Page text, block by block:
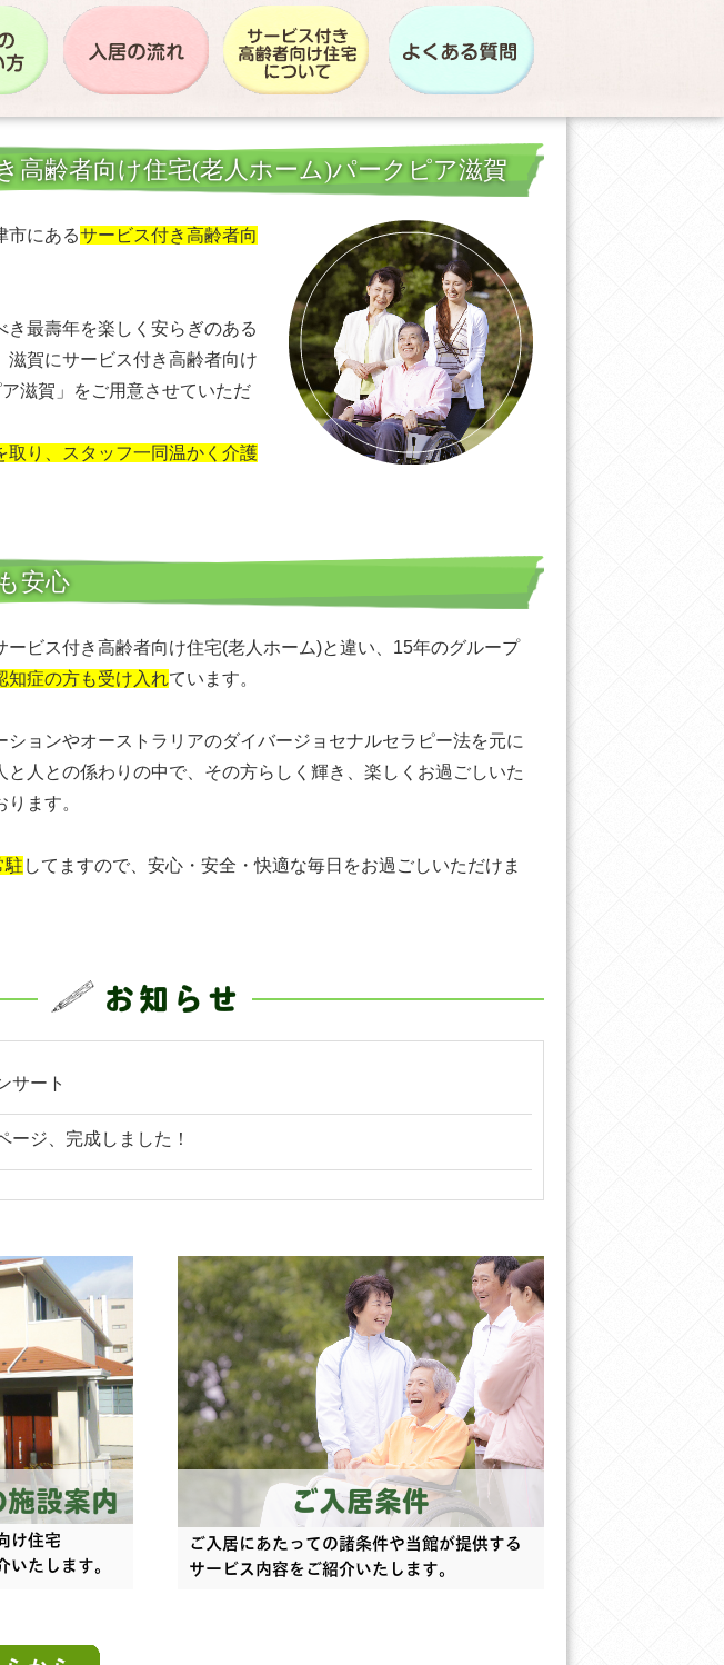
高齢者向け住宅(老人ホーム)パークピア滋賀
市にあるサービス付き高齢者向
き最壽年を楽しく安らぎのある
賀にサービス付き高齢者向け
滋賀」をご用意させていただ
取り、スタッフ一同温かく介護
安心
ービス付き高齢者向け住宅(老人ホーム)と違い、15年のグループ
知症の方も受け入れています。
ションやオーストラリアのダイバージョセナルセラピー法を元に
と人との係わりの中で、その方らしく輝き、楽しくお過ごしいた
ます。
駐 してますので、安心・安全・快適な毎日をお過ごしいただけま
サート
ージ、完成しました！